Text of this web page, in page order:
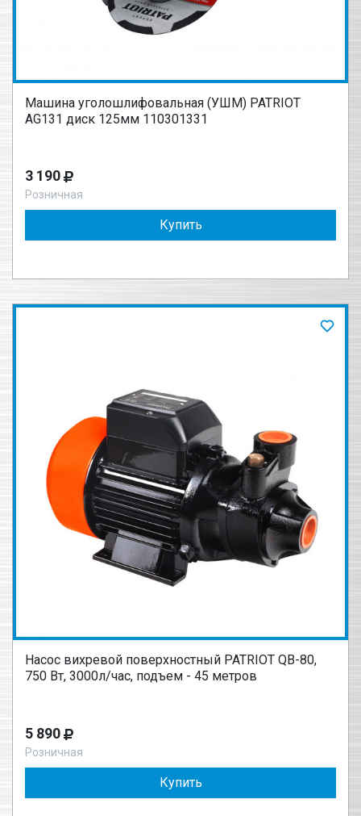
Машина уголошлифовальная (УШМ) PATRIOT
AG131 диск 125мм 110301331
3 190
Розничная
Купить
Насос вихревой поверхностный PATRIOT QB-80,
750 Вт, 3000л/час, подъем - 45 метров
5 890
Розничная
Купить